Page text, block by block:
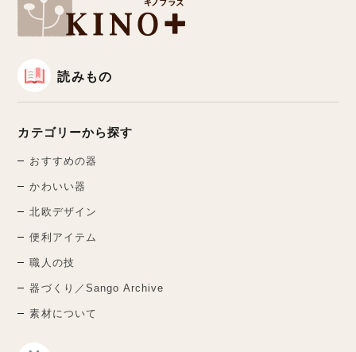
読みもの
カテゴリーから探す
おすすめの器
かわいい器
北欧デザイン
便利アイテム
職人の技
器づくり／Sango Archive
素材について